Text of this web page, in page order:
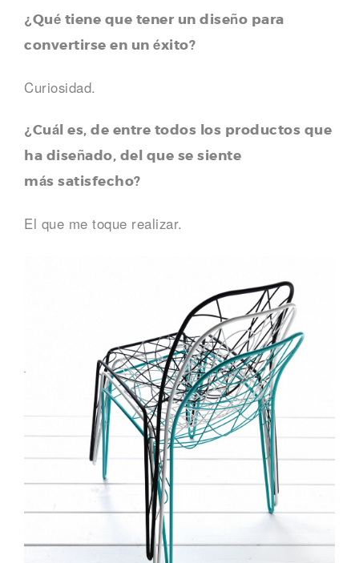
¿Qué tiene que tener un diseño para
convertirse en un éxito?
Curiosidad.
¿Cuál es, de entre todos los productos que
ha diseñado, del que se siente
más satisfecho?
El que me toque realizar.